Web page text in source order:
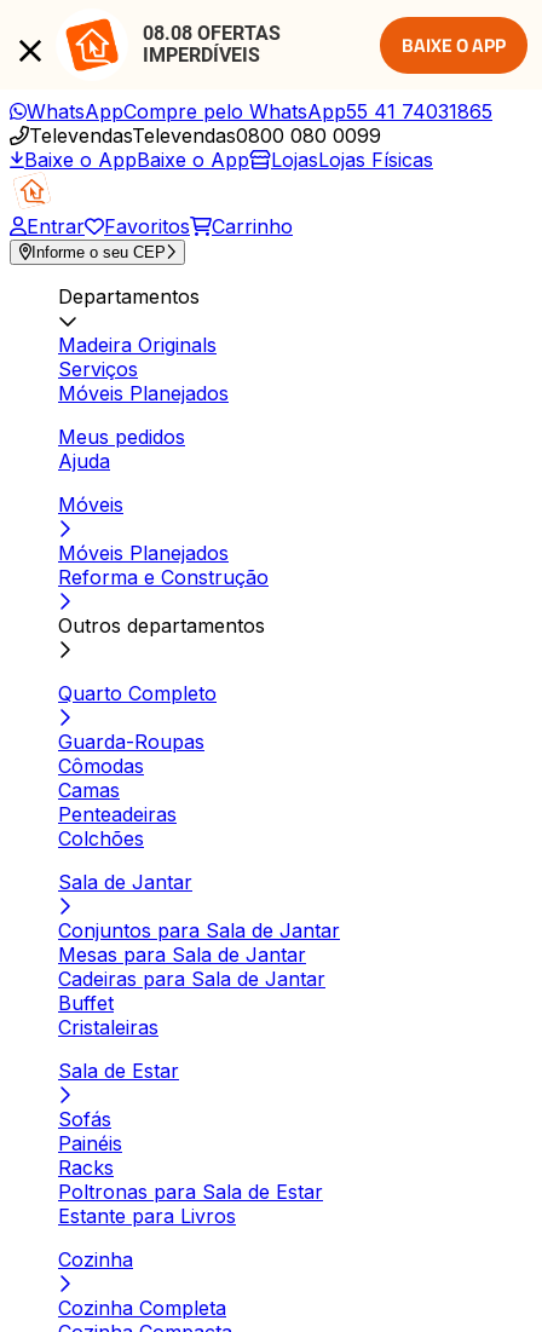
08.08 OFERTAS
IMPERDÍVEIS
BAIXE O APP
WhatsAppCompre pelo WhatsApp55 41 74031865
TelevendasTelevendas0800 080 0099
Baixe o AppBaixe o App LojasLojas Físicas
Entrar Favoritos Carrinho
Informe o seu CEP
Departamentos
Madeira Originals
Serviços
Móveis Planejados
Meus pedidos
Ajuda
Móveis
Móveis Planejados
Reforma e Construção
Outros departamentos
Quarto Completo
Guarda-Roupas
Cômodas
Camas
Penteadeiras
Colchões
Sala de Jantar
Conjuntos para Sala de Jantar
Mesas para Sala de Jantar
Cadeiras para Sala de Jantar
Buffet
Cristaleiras
Sala de Estar
Sofás
Painéis
Racks
Poltronas para Sala de Estar
Estante para Livros
Cozinha
Cozinha Completa